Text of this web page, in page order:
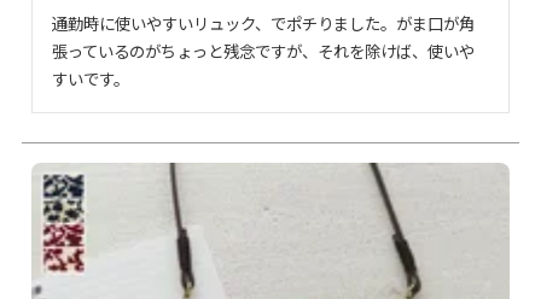
通勤時に使いやすいリュック、でポチりました。がま口が角
張っているのがちょっと残念ですが、それを除けば、使いや